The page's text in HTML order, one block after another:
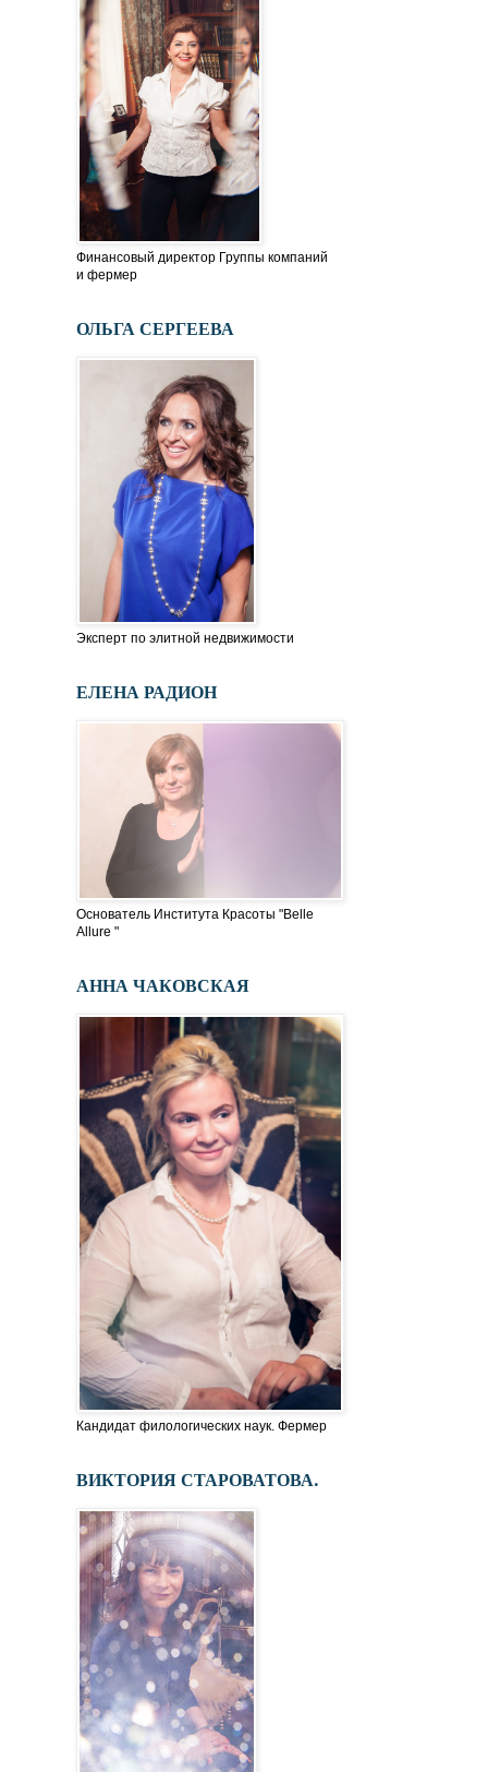
Финансовый директор Группы компаний
и фермер
ОЛЬГА СЕРГЕЕВА
Эксперт по элитной недвижимости
ЕЛЕНА РАДИОН
Основатель Института Красоты "Belle
Allure "
АННА ЧАКОВСКАЯ
Кандидат филологических наук. Фермер
ВИКТОРИЯ СТАРОВАТОВА.